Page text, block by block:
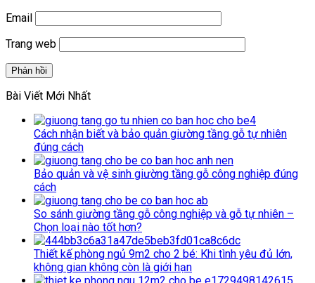
Email
Trang web
Bài Viết Mới Nhất
Cách nhận biết và bảo quản giường tầng gỗ tự nhiên
đúng cách
Bảo quản và vệ sinh giường tầng gỗ công nghiệp đúng
cách
So sánh giường tầng gỗ công nghiệp và gỗ tự nhiên –
Chọn loại nào tốt hơn?
Thiết kế phòng ngủ 9m2 cho 2 bé: Khi tình yêu đủ lớn,
không gian không còn là giới hạn